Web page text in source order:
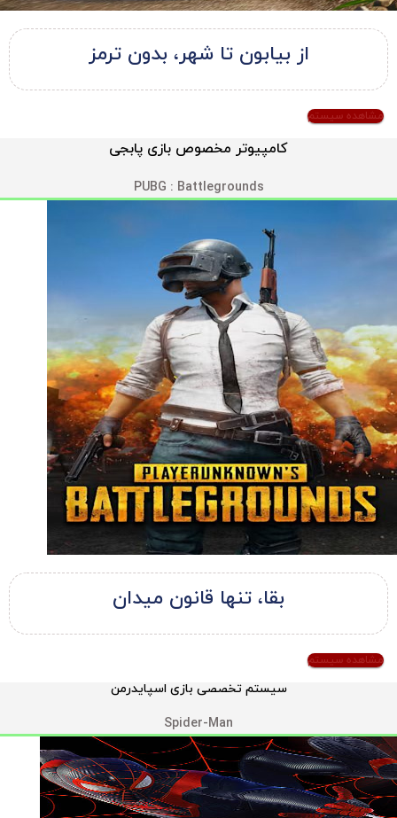
از بیابون تا شهر، بدون ترمز
مشاهده سیستم
کامپیوتر مخصوص بازی پابجی
PUBG : Battlegrounds
بقا، تنها قانون میدان
مشاهده سیستم
سیستم تخصصی بازی اسپایدرمن
Spider-Man